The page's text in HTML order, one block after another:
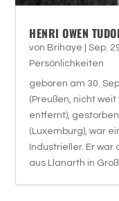
HENRI OWEN
von Brihaye |Sep.
Persönlichkeiten
geboren am 30.
(Preußen, nicht
entfernt),
(Luxemburg), war
Industrieller. Er war
aus Llanarth in